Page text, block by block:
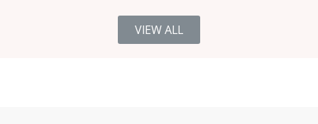
VIEW ALL